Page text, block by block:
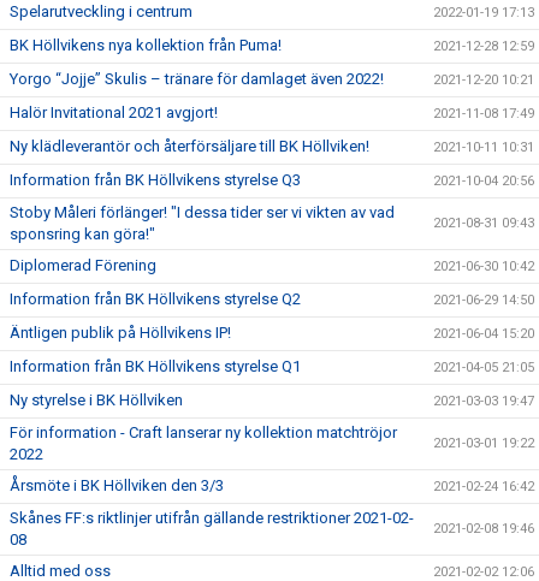
Spelarutveckling i centrum 2022-01-19 17:13
BK Höllvikens nya kollektion från Puma! 2021-12-28 12:59
Yorgo “Jojje” Skulis – tränare för damlaget även 2022! 2021-12-20 10:21
Halör Invitational 2021 avgjort! 2021-11-08 17:49
Ny klädleverantör och återförsäljare till BK Höllviken! 2021-10-11 10:31
Information från BK Höllvikens styrelse Q3 2021-10-04 20:56
Stoby Måleri förlänger! "I dessa tider ser vi vikten av vad
sponsring kan göra!"
2021-08-31 09:43
Diplomerad Förening 2021-06-30 10:42
Information från BK Höllvikens styrelse Q2 2021-06-29 14:50
Äntligen publik på Höllvikens IP! 2021-06-04 15:20
Information från BK Höllvikens styrelse Q1 2021-04-05 21:05
Ny styrelse i BK Höllviken 2021-03-03 19:47
För information - Craft lanserar ny kollektion matchtröjor
2022
2021-03-01 19:22
Årsmöte i BK Höllviken den 3/3 2021-02-24 16:42
Skånes FF:s riktlinjer utifrån gällande restriktioner 2021-02-
08
2021-02-08 19:46
Alltid med oss 2021-02-02 12:06